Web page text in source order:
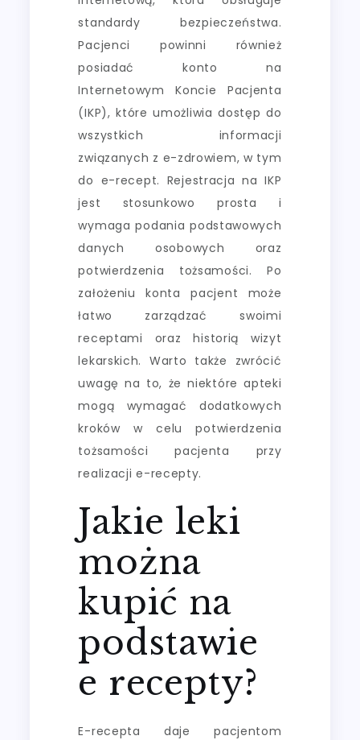
standardy bezpieczeństwa.
Pacjenci powinni również
posiadać konto na
Internetowym Koncie Pacjenta
(IKP), które umożliwia dostęp do
wszystkich informacji
związanych z e-zdrowiem, w tym
do e-recept. Rejestracja na IKP
jest stosunkowo prosta i
wymaga podania podstawowych
danych osobowych oraz
potwierdzenia tożsamości. Po
założeniu konta pacjent może
łatwo zarządzać swoimi
receptami oraz historią wizyt
lekarskich. Warto także zwrócić
uwagę na to, że niektóre apteki
mogą wymagać dodatkowych
kroków w celu potwierdzenia
tożsamości pacjenta przy
realizacji e-recepty.
Jakie leki
można
kupić na
podstawie
e recepty?
E-recepta daje pacjentom